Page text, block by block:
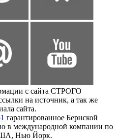
с сайта СТРОГО
на источник, а так же
сайта.
гарантированное Бернской
в международной компании по
Нью Йорк.